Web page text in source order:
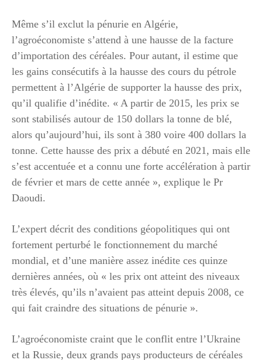
Même s’il exclut la pénurie en Algérie,
l’agroéconomiste s’attend à une hausse de la facture
d’importation des céréales. Pour autant, il estime que
les gains consécutifs à la hausse des cours du pétrole
permettent à l’Algérie de supporter la hausse des prix,
qu’il qualifie d’inédite. « A partir de 2015, les prix se
sont stabilisés autour de 150 dollars la tonne de blé,
alors qu’aujourd’hui, ils sont à 380 voire 400 dollars la
tonne. Cette hausse des prix a débuté en 2021, mais elle
s’est accentuée et a connu une forte accélération à partir
de février et mars de cette année », explique le Pr
Daoudi.
L’expert décrit des conditions géopolitiques qui ont
fortement perturbé le fonctionnement du marché
mondial, et d’une manière assez inédite ces quinze
dernières années, où « les prix ont atteint des niveaux
très élevés, qu’ils n’avaient pas atteint depuis 2008, ce
qui fait craindre des situations de pénurie ».
L’agroéconomiste craint que le conflit entre l’Ukraine
et la Russie, deux grands pays producteurs de céréales